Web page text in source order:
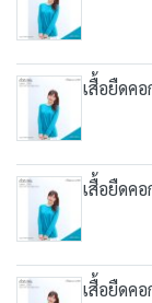
เสื้อยืดค
เสื้อยืดค
เสื้อยืดค